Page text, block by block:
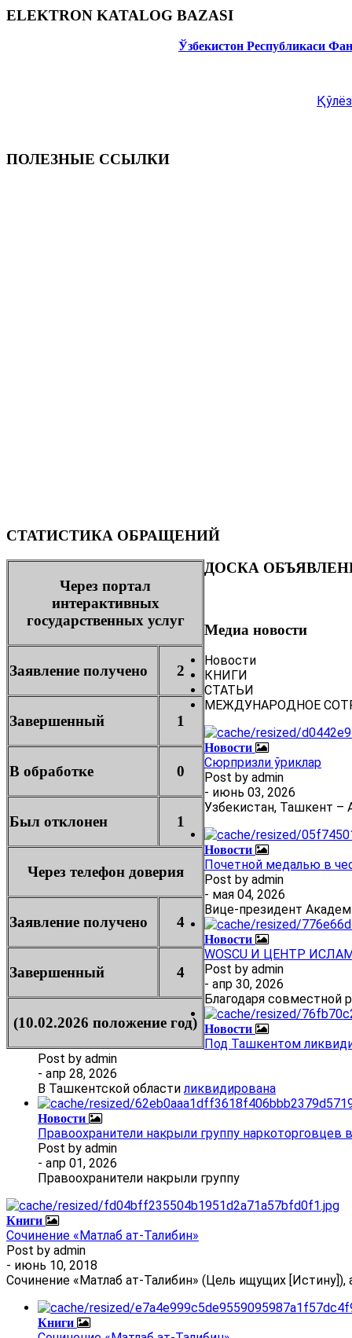
ELEKTRON KATALOG BAZASI
Ўзбекистон Республикаси
ПОЛЕЗНЫЕ ССЫЛКИ
СТАТИСТИКА ОБРАЩЕНИЙ
Через портал
интерактивных
государственных услуг
Заявление получено 2
Завершенный 1
В обработке 0
Был отклонен 1
Через телефон доверия
Заявление получено 4
Завершенный 4
(10.02.2026 положение год)
ДОСКА
Медиа новости
Новости
КНИГИ
СТАТЬИ
МЕЖДУНАРОДНОЕ
Новости
Сюрпризли ўриклар
Post by admin
- июнь 03, 2026
Узбекистан, Ташкент –
Новости
Почетной медалью в
Post by admin
- мая 04, 2026
Вице-президент
Новости
WOSCU И ЦЕНТР
Post by admin
- апр 30, 2026
Благодаря совместной
Новости
Под Ташкентом
Post by admin
- апр 28, 2026
В Ташкентской областиликвидирована
Новости
Правоохранители накрыли группу
Post by admin
- апр 01, 2026
Правоохранители накрыли группу
Книги
Сочинение «Матлаб ат-Талибин»
Post by admin
- июнь 10, 2018
Сочинение «Матлаб ат-Талибин» (Цель ищущих
Книги